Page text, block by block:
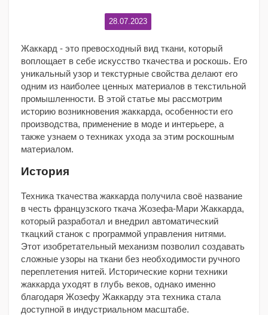
28.07.2023
Жаккард - это превосходный вид ткани, который
воплощает в себе искусство ткачества и роскошь. Его
уникальный узор и текстурные свойства делают его
одним из наиболее ценных материалов в текстильной
промышленности. В этой статье мы рассмотрим
историю возникновения жаккарда, особенности его
производства, применение в моде и интерьере, а
также узнаем о техниках ухода за этим роскошным
материалом.
История
Техника ткачества жаккарда получила своё название
в честь французского ткача Жозефа-Мари Жаккарда,
который разработал и внедрил автоматический
ткацкий станок с программой управления нитями.
Этот изобретательный механизм позволил создавать
сложные узоры на ткани без необходимости ручного
переплетения нитей. Исторические корни техники
жаккарда уходят в глубь веков, однако именно
благодаря Жозефу Жаккарду эта техника стала
доступной в индустриальном масштабе.